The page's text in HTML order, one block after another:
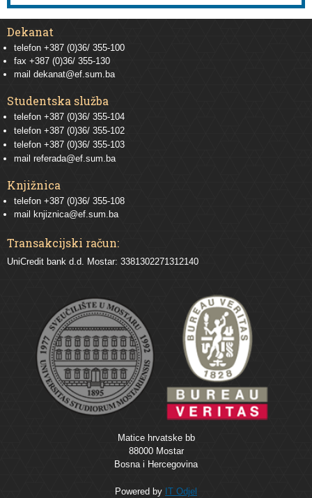
Dekanat
telefon +387 (0)36/ 355-100
fax +387 (0)36/ 355-130
mail dekanat@ef.sum.ba
Studentska služba
telefon +387 (0)36/ 355-104
telefon +387 (0)36/ 355-102
telefon +387 (0)36/ 355-103
mail referada@ef.sum.ba
Knjižnica
telefon +387 (0)36/ 355-108
mail knjiznica@ef.sum.ba
Transakcijski račun:
UniCredit bank d.d. Mostar: 3381302271312140
Matice hrvatske bb
88000 Mostar
Bosna i Hercegovina
Powered by IT Odjel